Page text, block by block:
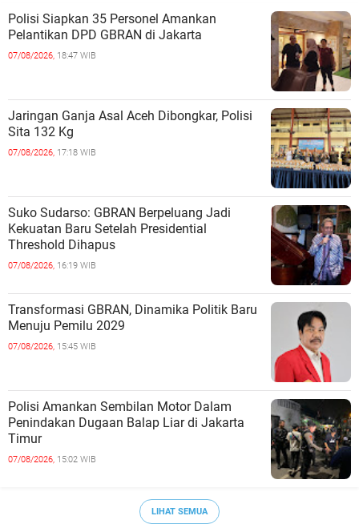
Polisi Siapkan 35 Personel Amankan
Pelantikan DPD GBRAN di Jakarta
07/08/2026, 18:47 WIB
Jaringan Ganja Asal Aceh Dibongkar, Polisi
Sita 132 Kg
07/08/2026, 17:18 WIB
Suko Sudarso: GBRAN Berpeluang Jadi
Kekuatan Baru Setelah Presidential
Threshold Dihapus
07/08/2026, 16:19 WIB
Transformasi GBRAN, Dinamika Politik Baru
Menuju Pemilu 2029
07/08/2026, 15:45 WIB
Polisi Amankan Sembilan Motor Dalam
Penindakan Dugaan Balap Liar di Jakarta
Timur
07/08/2026, 15:02 WIB
LIHAT SEMUA